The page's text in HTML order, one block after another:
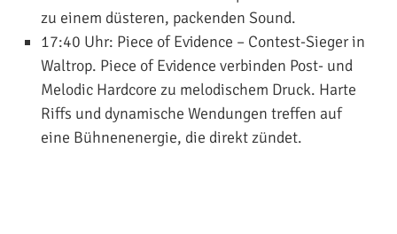
zu einem düsteren, packenden Sound.
17:40 Uhr: Piece of Evidence – Contest-Sieger in
Waltrop. Piece of Evidence verbinden Post- und
Melodic Hardcore zu melodischem Druck. Harte
Riffs und dynamische Wendungen treffen auf
eine Bühnenenergie, die direkt zündet.